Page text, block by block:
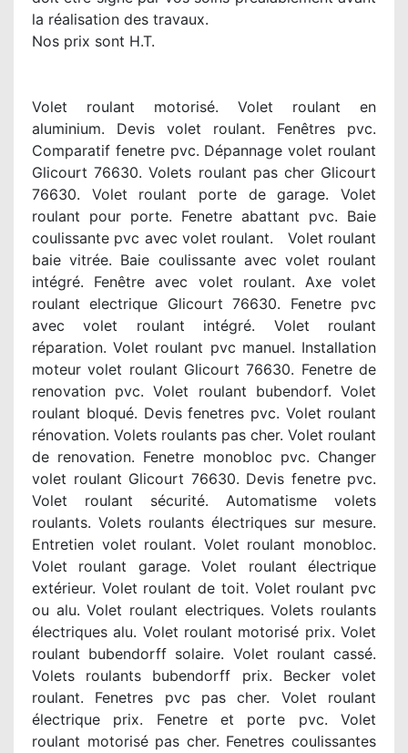
la réalisation des travaux.
Nos prix sont H.T.
Volet roulant motorisé. Volet roulant en
aluminium. Devis volet roulant. Fenêtres pvc.
Comparatif fenetre pvc. Dépannage volet roulant
Glicourt 76630. Volets roulant pas cher Glicourt
76630. Volet roulant porte de garage. Volet
roulant pour porte. Fenetre abattant pvc. Baie
coulissante pvc avec volet roulant. Volet roulant
baie vitrée. Baie coulissante avec volet roulant
intégré. Fenêtre avec volet roulant. Axe volet
roulant electrique Glicourt 76630. Fenetre pvc
avec volet roulant intégré. Volet roulant
réparation. Volet roulant pvc manuel. Installation
moteur volet roulant Glicourt 76630. Fenetre de
renovation pvc. Volet roulant bubendorf. Volet
roulant bloqué. Devis fenetres pvc. Volet roulant
rénovation. Volets roulants pas cher. Volet roulant
de renovation. Fenetre monobloc pvc. Changer
volet roulant Glicourt 76630. Devis fenetre pvc.
Volet roulant sécurité. Automatisme volets
roulants. Volets roulants électriques sur mesure.
Entretien volet roulant. Volet roulant monobloc.
Volet roulant garage. Volet roulant électrique
extérieur. Volet roulant de toit. Volet roulant pvc
ou alu. Volet roulant electriques. Volets roulants
électriques alu. Volet roulant motorisé prix. Volet
roulant bubendorff solaire. Volet roulant cassé.
Volets roulants bubendorff prix. Becker volet
roulant. Fenetres pvc pas cher. Volet roulant
électrique prix. Fenetre et porte pvc. Volet
roulant motorisé pas cher. Fenetres coulissantes